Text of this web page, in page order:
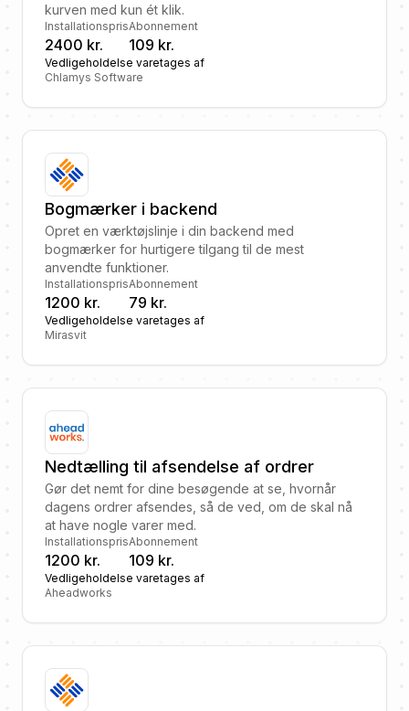
kurven med kun ét klik.
Installationspris
2400 kr.
Abonnement
109 kr.
Vedligeholdelse varetages af
Chlamys Software
Bogmærker i backend
Opret en værktøjslinje i din backend med
bogmærker for hurtigere tilgang til de mest
anvendte funktioner.
Installationspris
1200 kr.
Abonnement
79 kr.
Vedligeholdelse varetages af
Mirasvit
Nedtælling til afsendelse af ordrer
Gør det nemt for dine besøgende at se, hvornår
dagens ordrer afsendes, så de ved, om de skal nå
at have nogle varer med.
Installationspris
1200 kr.
Abonnement
109 kr.
Vedligeholdelse varetages af
Aheadworks